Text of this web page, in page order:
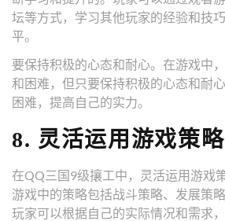
坛等方式，学习其他玩家的经验和技
平。
要保持积极的心态和耐心。在游戏中
和困难，但只要保持积极的心态和耐
困难，提高自己的实力。
8. 灵活运用游戏策略
在QQ三国9级攘工中，灵活运用游戏
游戏中的策略包括战斗策略、发展策
玩家可以根据自己的实际情况和需求